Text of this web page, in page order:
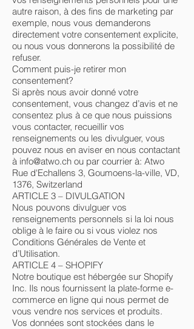
autre raison, à des fins de marketing par
exemple, nous vous demanderons
directement votre consentement explicite,
ou nous vous donnerons la possibilité de
refuser.
Comment puis-je retirer mon
consentement?
Si après nous avoir donné votre
consentement, vous changez d’avis et ne
consentez plus à ce que nous puissions
vous contacter, recueillir vos
renseignements ou les divulguer, vous
pouvez nous en aviser en nous contactant
à info@atwo.ch ou par courrier à: Atwo
Rue d'Echallens 3, Goumoens-la-ville, VD,
1376, Switzerland
ARTICLE 3 – DIVULGATION
Nous pouvons divulguer vos
renseignements personnels si la loi nous
oblige à le faire ou si vous violez nos
Conditions Générales de Vente et
d’Utilisation.
ARTICLE 4 – SHOPIFY
Notre boutique est hébergée sur Shopify
Inc. Ils nous fournissent la plate-forme e-
commerce en ligne qui nous permet de
vous vendre nos services et produits.
Vos données sont stockées dans le